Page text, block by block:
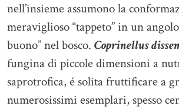
nell’insieme assumono la
meraviglioso “tappeto” in un
buono” nel bosco. Coprinellus
fungina di piccole dimensioni a
saprotrofica, é solita fruttificare a
numerosissimi esemplari, spesso